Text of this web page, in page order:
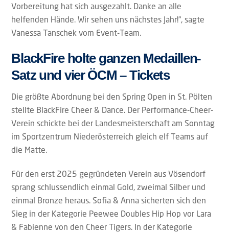
Vorbereitung hat sich ausgezahlt. Danke an alle
helfenden Hände. Wir sehen uns nächstes Jahr!“, sagte
Vanessa Tanschek vom Event-Team.
BlackFire holte ganzen Medaillen-
Satz und vier ÖCM – Tickets
Die größte Abordnung bei den Spring Open in St. Pölten
stellte BlackFire Cheer & Dance. Der Performance-Cheer-
Verein schickte bei der Landesmeisterschaft am Sonntag
im Sportzentrum Niederösterreich gleich elf Teams auf
die Matte.
Für den erst 2025 gegründeten Verein aus Vösendorf
sprang schlussendlich einmal Gold, zweimal Silber und
einmal Bronze heraus. Sofia & Anna sicherten sich den
Sieg in der Kategorie Peewee Doubles Hip Hop vor Lara
& Fabienne von den Cheer Tigers. In der Kategorie